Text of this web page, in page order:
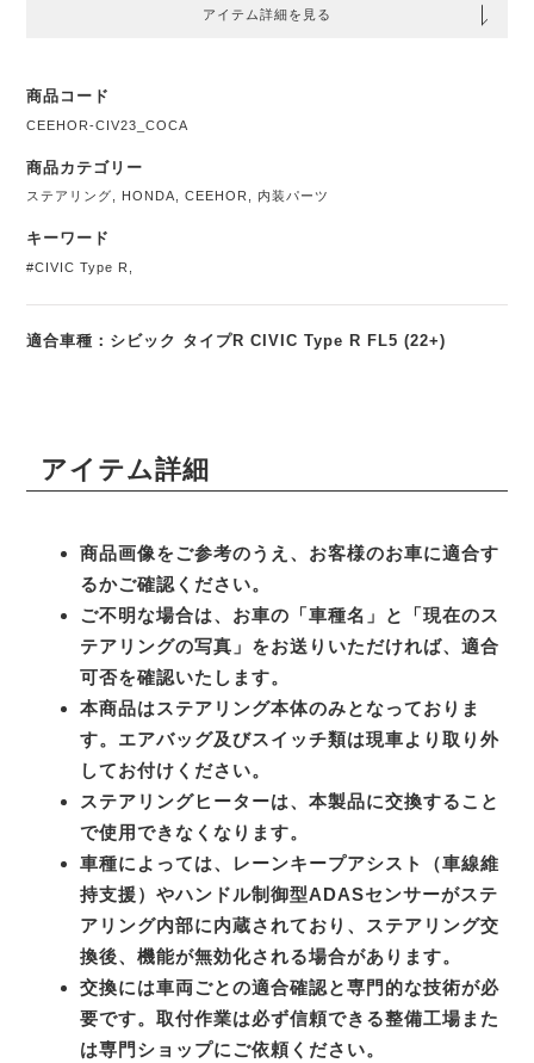
アイテム詳細を見る
商品コード
CEEHOR-CIV23_COCA
商品カテゴリー
ステアリング HONDA ,CEEHOR 内装パーツ
キーワード
#CIVIC Type R
適合車種：シビック タイプR CIVIC Type R FL5 (22+)
アイテム詳細
商品画像をご参考のうえ、お客様のお車に適合す
るかご確認ください。
ご不明な場合は、お車の「車種名」と「現在のス
テアリングの写真」をお送りいただければ、適合
可否を確認いたします。
本商品はステアリング本体のみとなっておりま
す。エアバッグ及びスイッチ類は現車より取り外
してお付けください。
ステアリングヒーターは、本製品に交換すること
で使用できなくなります。
車種によっては、レーンキープアシスト（車線維
持支援）やハンドル制御型ADASセンサーがステ
アリング内部に内蔵されており、ステアリング交
換後、機能が無効化される場合があります。
交換には車両ごとの適合確認と専門的な技術が必
要です。取付作業は必ず信頼できる整備工場また
は専門ショップにご依頼ください。